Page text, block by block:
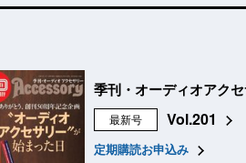
季刊・オーディオアク
最新号 Vol.201
定期購読お申込み